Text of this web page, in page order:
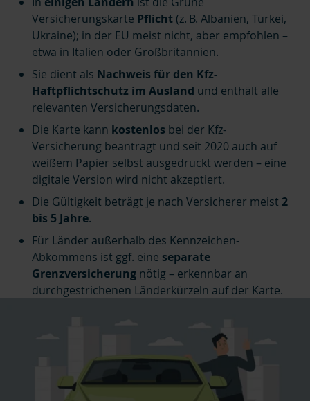
Versicherungskarte Pflicht (z. B. Albanien, Türkei,
Ukraine); in der EU meist nicht, aber empfohlen –
etwa in Italien oder Großbritannien.
Sie dient als Nachweis für den Kfz-
Haftpflichtschutz im Ausland und enthält alle
relevanten Versicherungsdaten.
Die Karte kann kostenlos bei der Kfz-
Versicherung beantragt und seit 2020 auch auf
weißem Papier selbst ausgedruckt werden – eine
digitale Version wird nicht akzeptiert.
Die Gültigkeit beträgt je nach Versicherer meist 2
bis 5 Jahre.
Für Länder außerhalb des Kennzeichen-
Abkommens ist ggf. eine separate
Grenzversicherung nötig – erkennbar an
durchgestrichenen Länderkürzeln auf der Karte.